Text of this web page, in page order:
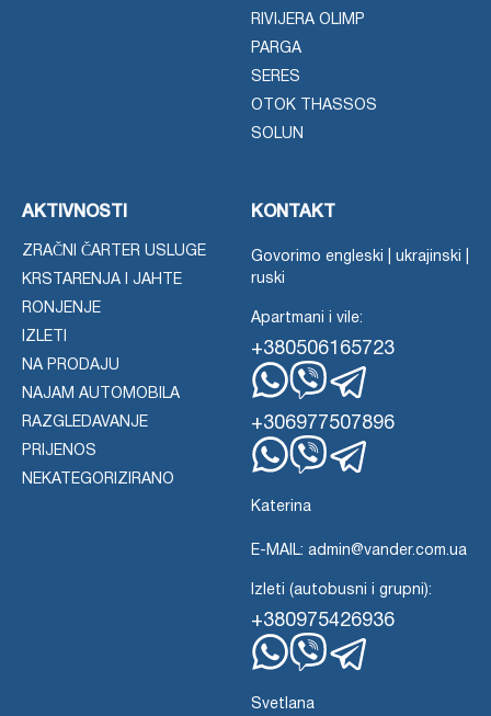
RIVIJERA OLIMP
PARGA
SERES
OTOK THASSOS
SOLUN
AKTIVNOSTI
ZRAČNI ČARTER USLUGE
KRSTARENJA I JAHTE
RONJENJE
IZLETI
NA PRODAJU
NAJAM AUTOMOBILA
RAZGLEDAVANJE
PRIJENOS
NEKATEGORIZIRANO
KONTAKT
Govorimo engleski | ukrajinski |
ruski
Apartmani i vile:
+380506165723
WhatsApp
ViberTelegram
+306977507896
Katerina
E-MAIL: admin@vander.com.ua
Izleti (autobusni i grupni):
+380975426936
Svetlana